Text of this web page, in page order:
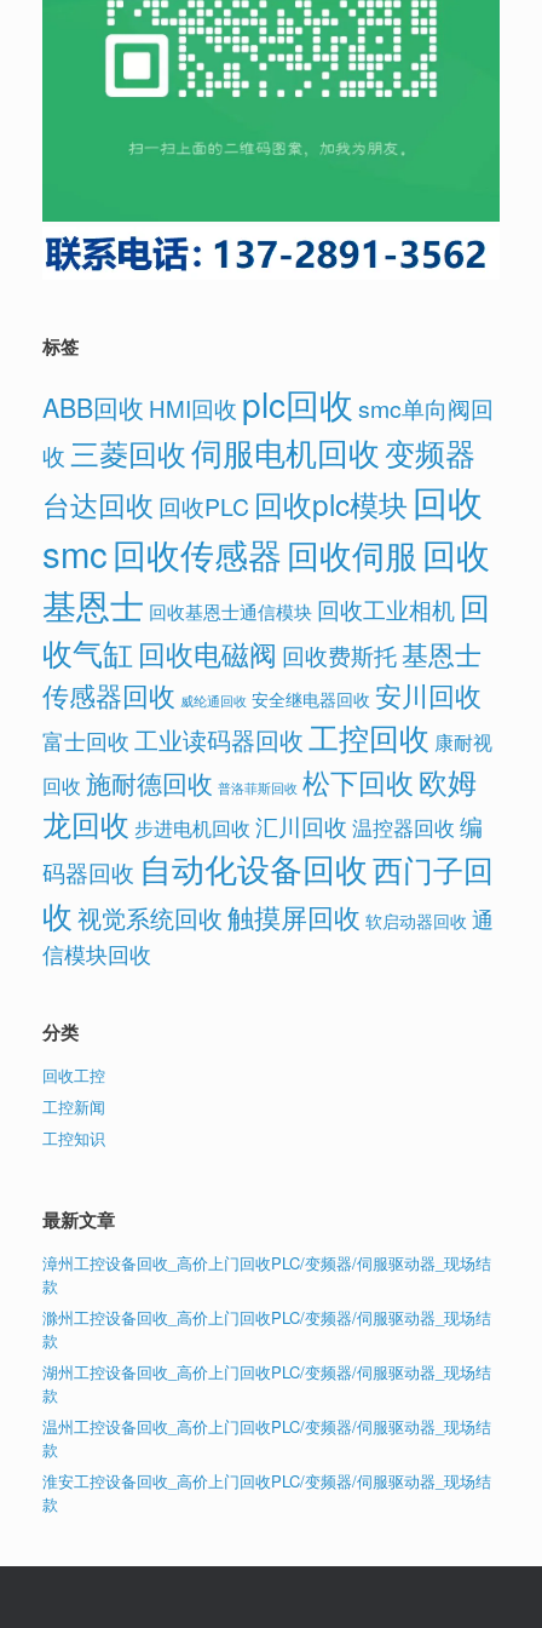
标签
ABB回收 HMI回收 plc回收 smc单向阀回
收 三菱回收伺服电机回收变频器
台达回收 回收PLC 回收plc模块 回收
smc回收传感器回收伺服 回收
基恩士 回收基恩士通信模块 回收工业相机 回
收气缸 回收电磁阀 回收费斯托基恩士
传感器回收 威纶通回收 安全继电器回收 安川回收
富士回收工业读码器回收工控回收 康耐视
回收 施耐德回收 普洛菲斯回收 松下回收欧姆
龙回收 步进电机回收 汇川回收 温控器回收 编
码器回收 自动化设备回收西门子回
收视觉系统回收触摸屏回收 软启动器回收 通
信模块回收
分类
回收工控
工控新闻
工控知识
最新文章
漳州工控设备回收_高价上门回收PLC/变频器/伺服驱动器_现场结
款
滁州工控设备回收_高价上门回收PLC/变频器/伺服驱动器_现场结
款
湖州工控设备回收_高价上门回收PLC/变频器/伺服驱动器_现场结
款
温州工控设备回收_高价上门回收PLC/变频器/伺服驱动器_现场结
款
淮安工控设备回收_高价上门回收PLC/变频器/伺服驱动器_现场结
款